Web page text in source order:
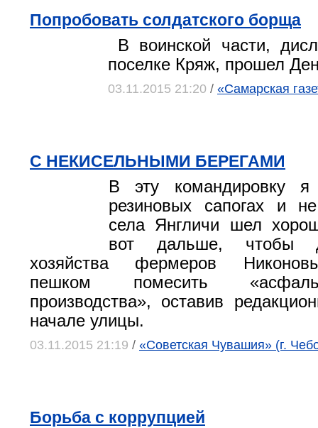
Попробовать солдатского борща
В воинской части,
поселке Кряж, прошел
03.11.2015 21:20 / «Самарская
С НЕКИСЕЛЬНЫМИ БЕРЕГАМИ
В эту командировку я
резиновых сапогах и
села Янгличи шел
вот дальше, чтобы
хозяйства фермеров
пешком помесить
производства», оставив
начале улицы.
03.11.2015 21:19 / «Советская Чувашия» (г.
Борьба с коррупцией